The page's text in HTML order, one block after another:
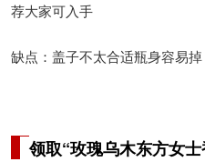
荐大家可入手
缺点：盖子不太合适瓶身容易掉
领取“玫瑰乌木东方女